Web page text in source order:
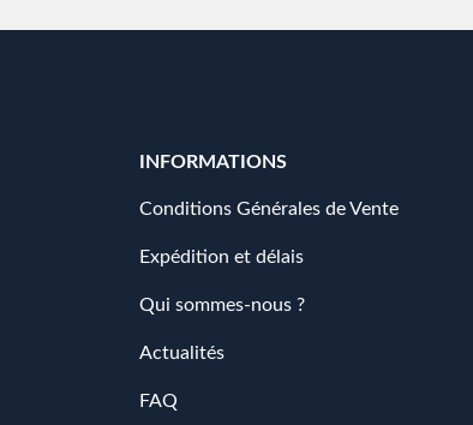
INFORMATIONS
Conditions Générales de Vente
Expédition et délais
Qui sommes-nous ?
Actualités
FAQ